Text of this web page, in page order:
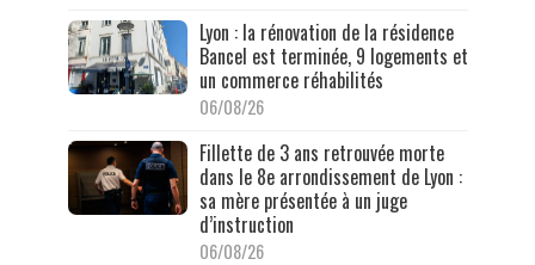
Lyon : la rénovation de la résidence
Bancel est terminée, 9 logements et
un commerce réhabilités
06/08/26
Fillette de 3 ans retrouvée morte
dans le 8e arrondissement de Lyon :
sa mère présentée à un juge
d’instruction
06/08/26